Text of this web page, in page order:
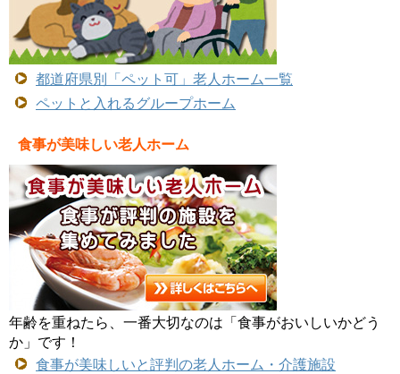
都道府県別「ペット可」老人ホーム一覧
ペットと入れるグループホーム
食事が美味しい老人ホーム
年齢を重ねたら、一番大切なのは「食事がおいしいかどう
か」です！
食事が美味しいと評判の老人ホーム・介護施設